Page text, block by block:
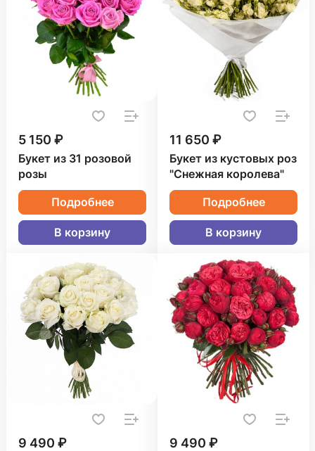
5 150 ₽
Букет из 31 розовой
розы
Подробнее
В корзину
11 650 ₽
Букет из кустовых роз
"Снежная королева"
Подробнее
В корзину
9 490 ₽ 9 490 ₽